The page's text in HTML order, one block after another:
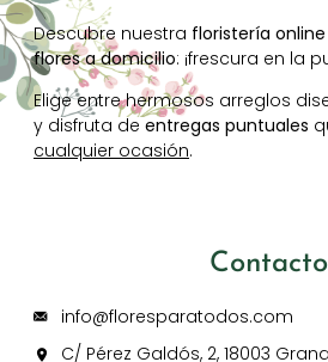
Descubre nuestra floristería
flores a domicilio: ¡frescura en la
Elige entre hermosos arreglos
y disfruta de entregas puntuales
cualquier ocasión.
Contacto
info@floresparatodos.com
C/ Pérez Galdós, 2, 18003